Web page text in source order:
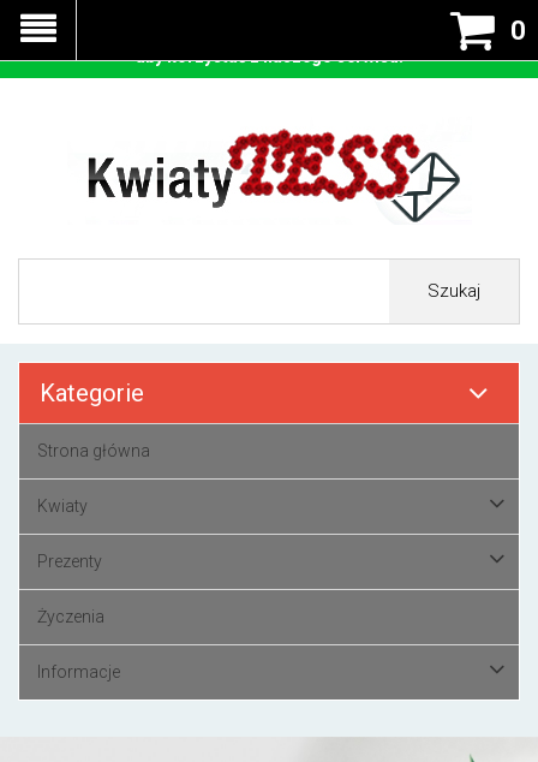
0
Szukaj
Kategorie
Strona główna
Kwiaty
Prezenty
Życzenia
Informacje
Nasza strona korzysta z cookies - czyli tzw ciastek w celu
prawidłowego działania. Zaakceptuj przyjmowanie cookies
aby korzystać z naszego serwisu.